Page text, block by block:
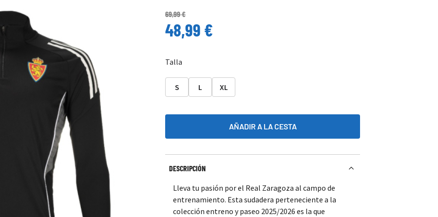
69,99 €
48,99 €
Talla
S L XL
AÑADIR A LA CESTA
DESCRIPCIÓN
Lleva tu pasión por el Real Zaragoza al campo de
entrenamiento. Esta sudadera perteneciente a la
colección entreno y paseo 2025/2026 es la que